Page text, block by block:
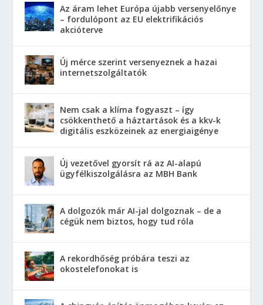
Az áram lehet Európa újabb versenyelőnye
– fordulópont az EU elektrifikációs
akcióterve
Új mérce szerint versenyeznek a hazai
internetszolgáltatók
Nem csak a klíma fogyaszt – így
csökkenthető a háztartások és a kkv-k
digitális eszközeinek az energiaigénye
Új vezetővel gyorsít rá az AI-alapú
ügyfélkiszolgálásra az MBH Bank
A dolgozók már AI-jal dolgoznak – de a
cégük nem biztos, hogy tud róla
A rekordhőség próbára teszi az
okostelefonokat is